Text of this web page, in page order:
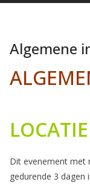
Algemene
LOCATIE
Dit evenement met
gedurende 3 dagen